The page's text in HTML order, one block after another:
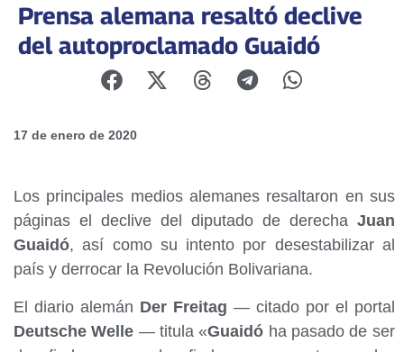
Prensa alemana resaltó declive
del autoproclamado Guaidó
17 de enero de 2020
Los principales medios alemanes resaltaron en sus
páginas el declive del diputado de derecha Juan
Guaidó, así como su intento por desestabilizar al
país y derrocar la Revolución Bolivariana.
El diario alemán Der Freitag — citado por el portal
Deutsche Welle — titula «Guaidó ha pasado de ser